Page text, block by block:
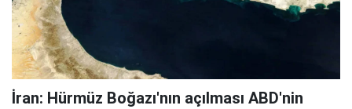
İran: Hürmüz Boğazı'nın açılması ABD'nin